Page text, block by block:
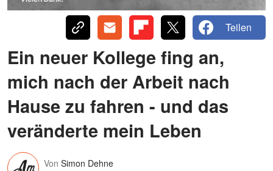
Teilen
Ein neuer Kollege fing an,
mich nach der Arbeit nach
Hause zu fahren - und das
veränderte mein Leben
Von Simon Dehne